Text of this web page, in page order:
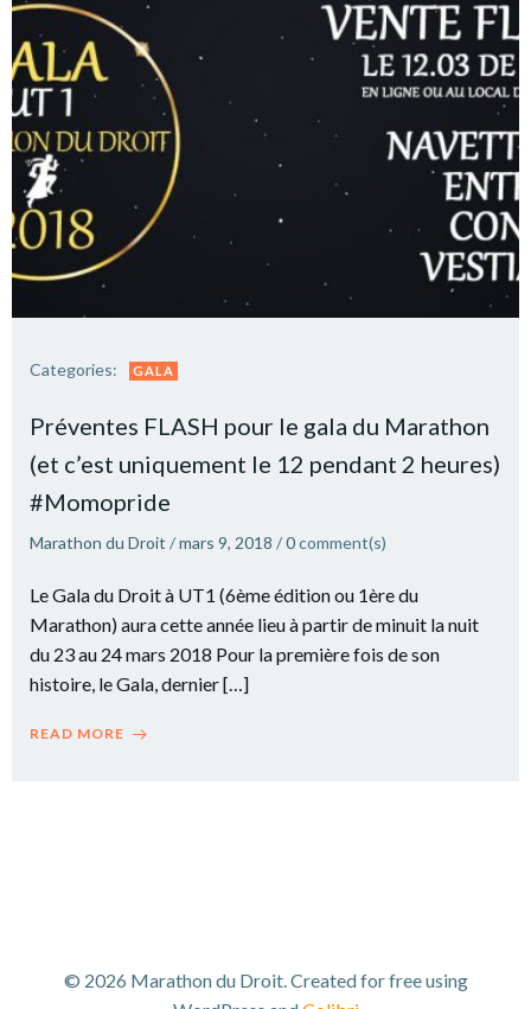
Categories: GALA
Préventes FLASH pour le gala du Marathon
(et c’est uniquement le 12 pendant 2 heures)
#Momopride
Marathon du Droit /mars 9, 2018 /0comment(s)
Le Gala du Droit à UT1 (6ème édition ou 1ère du
Marathon) aura cette année lieu à partir de minuit la nuit
du 23 au 24 mars 2018 Pour la première fois de son
histoire, le Gala, dernier […]
READ MORE
© 2026 Marathon du Droit. Created for free using